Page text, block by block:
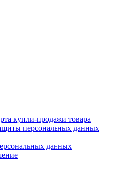
купли-продажи товара
персональных данных
данных